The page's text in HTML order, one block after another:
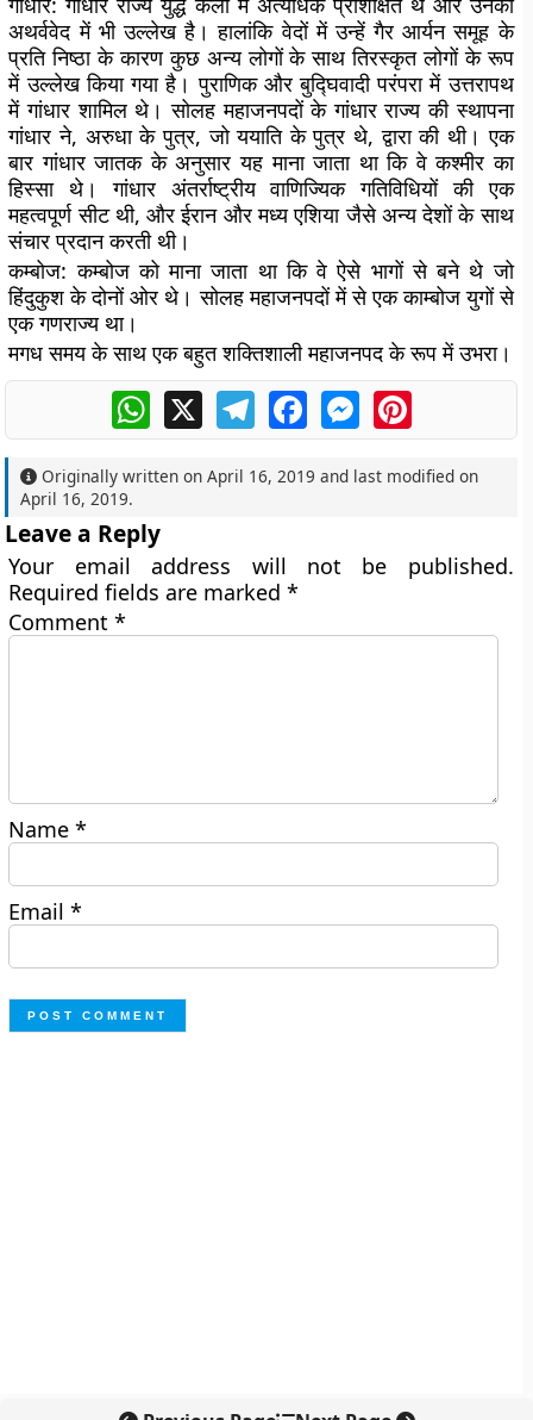
अथर्ववेद में भी उल्लेख है। हालांकि वेदों में उन्हें गैर आर्यन समूह के
प्रति निष्ठा के कारण कुछ अन्य लोगों के साथ तिरस्कृत लोगों के रूप
में उल्लेख किया गया है। पुराणिक और बुद्घिवादी परंपरा में उत्तरापथ
में गांधार शामिल थे। सोलह महाजनपदों के गांधार राज्य की स्थापना
गांधार ने, अरुधा के पुत्र, जो ययाति के पुत्र थे, द्वारा की थी। एक
बार गांधार जातक के अनुसार यह माना जाता था कि वे कश्मीर का
हिस्सा थे। गांधार अंतर्राष्ट्रीय वाणिज्यिक गतिविधियों की एक
महत्वपूर्ण सीट थी, और ईरान और मध्य एशिया जैसे अन्य देशों के साथ
संचार प्रदान करती थी।
कम्बोज: कम्बोज को माना जाता था कि वे ऐसे भागों से बने थे जो
हिंदुकुश के दोनों ओर थे। सोलह महाजनपदों में से एक काम्बोज युगों से
एक गणराज्य था।
मगध समय के साथ एक बहुत शक्तिशाली महाजनपद के रूप में उभरा।
WhatsApp
X TelegramFacebookMessengerPinterest
Originally written onApril 16, 2019 and last modified on
April 16, 2019.
Leave a Reply
Your email address will not be published.
Required fields are marked*
Comment*
Name*
Email*